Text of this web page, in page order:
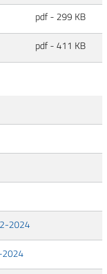
pdf - 299 KB
pdf - 411 KB
2024
2024